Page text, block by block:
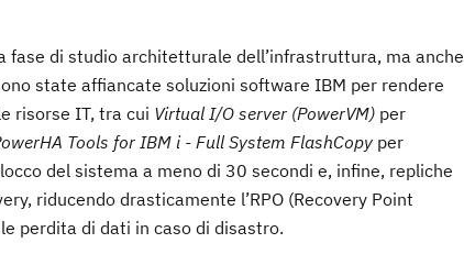
fase di studio architetturale dell’infrastruttura, ma anche
state affiancate soluzioni software IBM per rendere
risorse IT, tra cui Virtual I/O server (PowerVM) per
Tools for IBM i - Full System FlashCopy per
del sistema a meno di 30 secondi e, infine, repliche
riducendo drasticamente l’RPO (Recovery Point
perdita di dati in caso di disastro.